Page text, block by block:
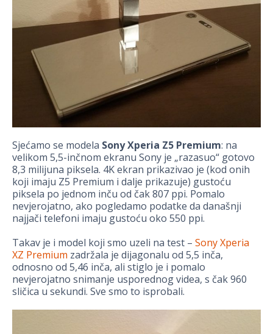
Sjećamo se modela Sony Xperia Z5 Premium: na
velikom 5,5-inčnom ekranu Sony je „razasuo“ gotovo
8,3 milijuna piksela. 4K ekran prikazivao je (kod onih
koji imaju Z5 Premium i dalje prikazuje) gustoću
piksela po jednom inču od čak 807 ppi. Pomalo
nevjerojatno, ako pogledamo podatke da današnji
najjači telefoni imaju gustoću oko 550 ppi.
Takav je i model koji smo uzeli na test – Sony Xperia
XZ Premium zadržala je dijagonalu od 5,5 inča,
odnosno od 5,46 inča, ali stiglo je i pomalo
nevjerojatno snimanje usporednog videa, s čak 960
sličica u sekundi. Sve smo to isprobali.